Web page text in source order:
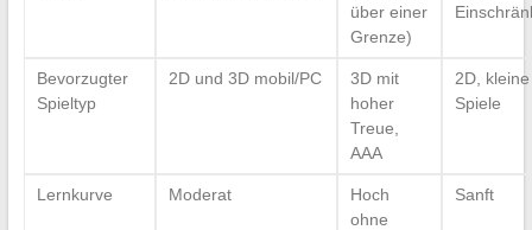
über einer
Grenze)
Bevorzugter
Spieltyp
2D und 3D mobil/PC
3D mit
hoher
Treue,
AAA
2D,
Spiele
Lernkurve Moderat
Hoch
ohne
Sanft